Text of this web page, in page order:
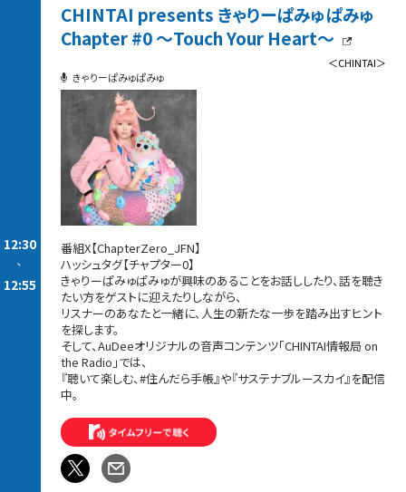
必ず応募フォームからのご応募をお忘れなく！
皆様のご応募をお待ちしております！
https://audee-membership.jp/tsuda-
speaking/articles/news/arRPXR964zaFRuijXLwZTaWL
12:30
-
12:55
CHINTAI presents きゃりーぱみゅぱみゅ
Chapter #0 ～Touch Your Heart～
＜CHINTAI＞
きゃりーぱみゅぱみゅ
番組X【ChapterZero_JFN】
ハッシュタグ【チャプター0】
きゃりーぱみゅぱみゅが興味のあることをお話ししたり、話を聴き
たい方をゲストに迎えたりしながら、
リスナーのあなたと一緒に、人生の新たな一歩を踏み出すヒント
を探します。
そして、AuDeeオリジナルの音声コンテンツ「CHINTAI情報局 on
the Radio」では、
『聴いて楽しむ、#住んだら手帳』や『サステナブルースカイ』を配信
中。